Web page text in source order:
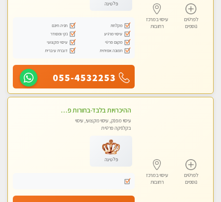
לפרטים
נוספים
עיסוי במרכז
רחובות
פלטינה
מקלחת
חניה חינם
עיסוי מרגיע
נקי ומסודר
מקום פרטי
עיסוי מקצועי
תמונה אמיתית
דוברת עיברית
055-4532253
לפרטים
נוספים
עיסוי במרכז
רחובות
ההיכרויות בלבד-בחורות פרטיות ברמה גבוהה לקשר דיסקרטי עם תמיכה-לא עיסוי !!!
עיסוי מפנק, עיסוי מקצועי, עיסוי
בקלניקה פרטית
פלטינה